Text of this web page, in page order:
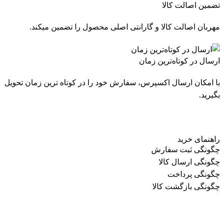
تضمین اصالت کالا
مهربان اصالت کالا و گارانتی اصلی محصول را تضمین میکند.
ارسال در کوتاه‌ترین زمان
با امکان ارسال اکسپرس، سفارش خود را در کوتاه ترین زمان تحویل
بگیرید.
راهنمای خرید
چگونگی ثبت سفارش
چگونگی ارسال کالا
چگونگی پرداخت
چگونگی بازگشت کالا